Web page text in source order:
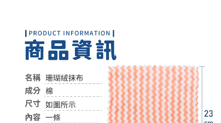
「AFTEE先享後付」，若未經同意申辦者引起之損失，本公司不負相關責
４．使用「AFTEE先享後付」時，將依據個別帳號之用戶狀況，依本公司即
時審查核予不同之上限額度；若仍有額度不足之情形，本公司將視審查結果
５．嚴禁一人註冊多個帳號或使用他人資訊註冊。若發現惡意使用之情形，
恩沛科技股份有限公司將有權停止該用戶之使用額度並採取法律行動。